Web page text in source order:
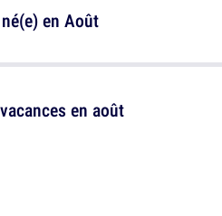
en Août
en août